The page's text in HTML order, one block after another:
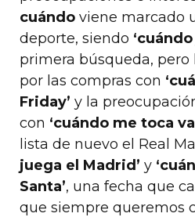
cuándo viene marcado
deporte, siendo
primera búsqueda, pero
por las compras con
Friday’ y la
con ‘cuándo me toca
lista de nuevo el Real
juega el Madrid’ y
Santa’, una fecha que
que siempre queremos